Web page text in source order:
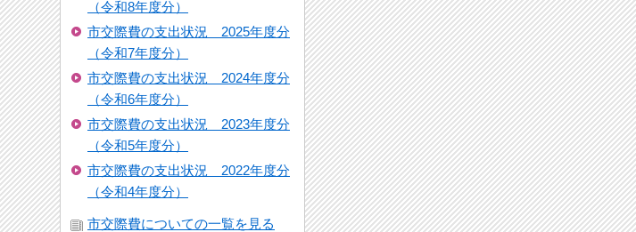
（令和8年度分）
市交際費の支出状況 2025年度分
（令和7年度分）
市交際費の支出状況 2024年度分
（令和6年度分）
市交際費の支出状況 2023年度分
（令和5年度分）
市交際費の支出状況 2022年度分
（令和4年度分）
市交際費についての一覧を見る